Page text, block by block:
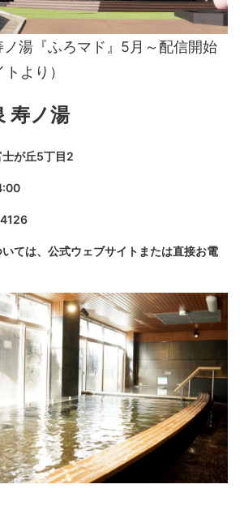
湯『ふろマド』5月～配信開始
より）
寿ノ湯
が丘5丁目2
ては、公式ウェブサイトまたは直接お電